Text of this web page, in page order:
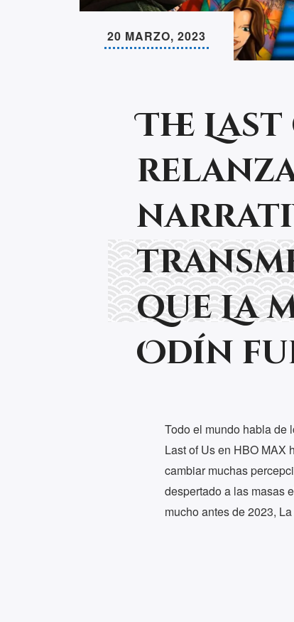
20 MARZO, 2023
The
que La
Odín
Todo el mundo habla de
Last of Us en HBO MAX
cambiar muchas
despertado a las masas
mucho antes de 2023,